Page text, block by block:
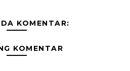
KOMENTAR:
KOMENTAR